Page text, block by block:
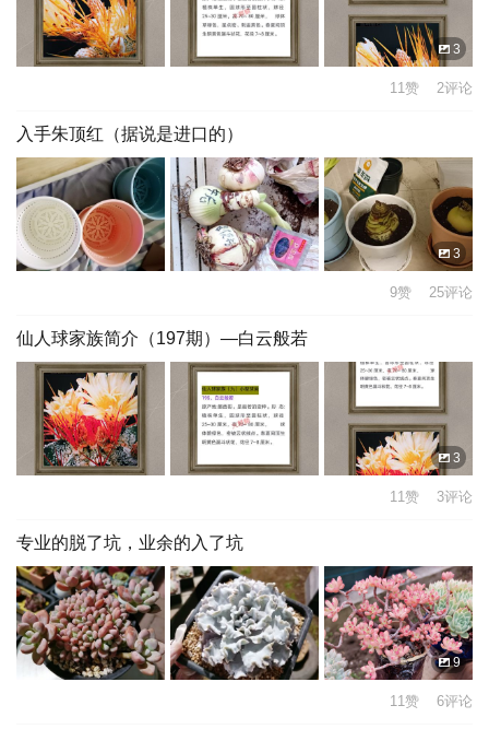
3
11赞 2评论
入手朱顶红（据说是进口的）
3
9赞 25评论
仙人球家族简介（197期）—白云般若
3
11赞 3评论
专业的脱了坑，业余的入了坑
9
11赞 6评论